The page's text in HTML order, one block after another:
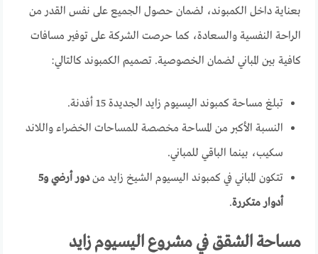
بعناية داخل الكمبوند، لضمان حصول الجميع على نفس القدر من
الراحة النفسية والسعادة، كما حرصت الشركة على توفير مسافات
كافية بين المباني لضمان الخصوصية. تصميم الكمبوند كالتالي:
تبلغ مساحة كمبوند اليسيوم زايد الجديدة 15 أفدنة.
النسبة الأكبر من المساحة مخصصة للمساحات الخضراء واللاند
سكيب، بينما الباقي للمباني.
تتكون المباني في كمبوند اليسيوم الشيخ زايد من
دور أرضي و5
أدوار متكررة.
مساحة الشقق في مشروع اليسيوم زايد